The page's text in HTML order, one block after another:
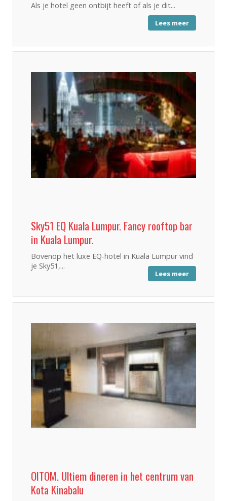
Als je hotel geen ontbijt heeft of als je dit...
Lees meer
Sky51 EQ Kuala Lumpur. Fancy rooftop bar
in Kuala Lumpur.
Bovenop het luxe EQ-hotel in Kuala Lumpur vind
je Sky51,...
Lees meer
OITOM. Ultiem dineren in het centrum van
Kota Kinabalu